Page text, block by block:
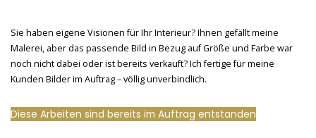
Sie haben eigene Visionen für Ihr Interieur? Ihnen gefällt meine
Malerei, aber das passende Bild in Bezug auf Größe und Farbe war
noch nicht dabei oder ist bereits verkauft? Ich fertige für meine
Kunden Bilder im Auftrag – völlig unverbindlich.
Diese Arbeiten sind bereits im Auftrag entstanden